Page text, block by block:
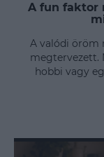
A fun faktor
A valódi öröm
megtervezett.
hobbi vagy